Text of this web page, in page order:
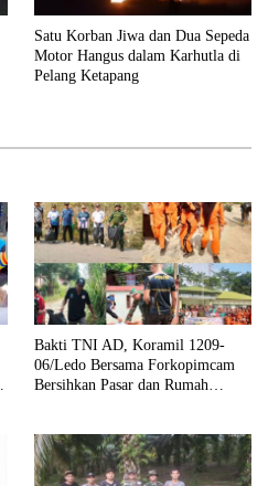
Satu Korban Jiwa dan Dua Sepeda
Motor Hangus dalam Karhutla di
Pelang Ketapang
Bakti TNI AD, Koramil 1209-
06/Ledo Bersama Forkopimcam
Bersihkan Pasar dan Rumah